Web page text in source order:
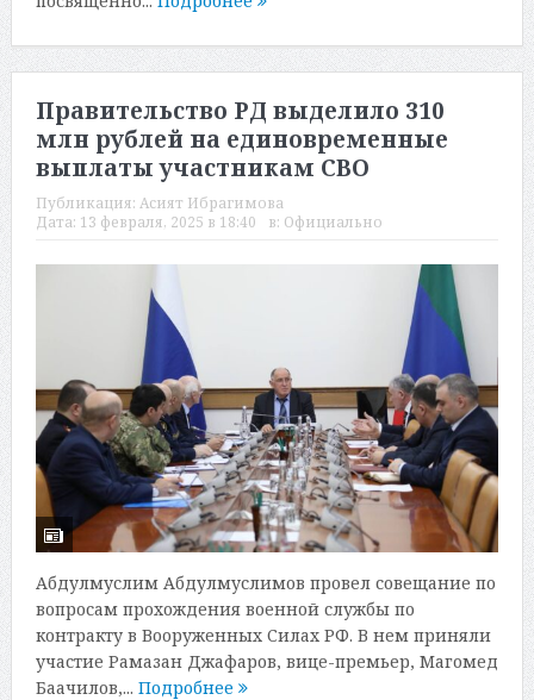
Правительство РД выделило 310
млн рублей на единовременные
выплаты участникам СВО
Публикация: Асият Ибрагимова
Дата: 13 февраля, 2025 в 18:40 в: Официально
Абдулмуслим Абдулмуслимов провел совещание по
вопросам прохождения военной службы по
контракту в Вооруженных Силах РФ. В нем приняли
участие Рамазан Джафаров, вице-премьер, Магомед
Баачилов,... Подробнее